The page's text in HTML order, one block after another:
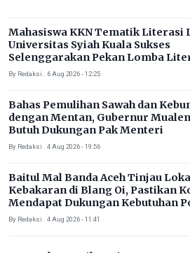
Mahasiswa KKN Tematik Literasi
Universitas Syiah Kuala Sukses
Selenggarakan Pekan Lomba
Gampong Rhieng Blang
By Redaksi . 6 Aug 2026 - 12:25
Bahas Pemulihan Sawah dan
dengan Mentan, Gubernur
Butuh Dukungan Pak Menteri
By Redaksi . 4 Aug 2026 - 19:56
Baitul Mal Banda Aceh Tinjau
Kebakaran di Blang Oi, Pastikan
Mendapat Dukungan Kebutuhan
By Redaksi . 4 Aug 2026 - 11:41